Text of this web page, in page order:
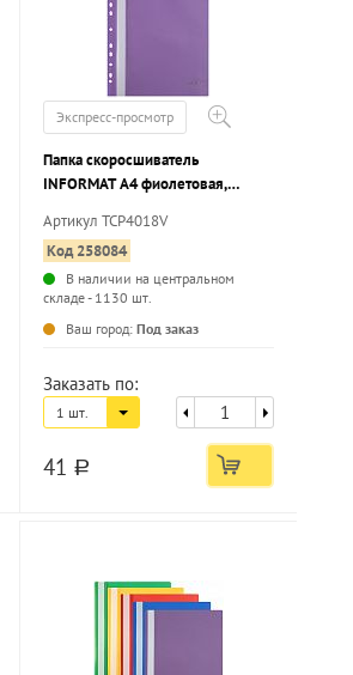
Экспресс-просмотр
Папка скоросшиватель
INFORMAT А4 фиолетовая,
маркировки, с перфорацией
Артикул TCP4018V
Код 258084
В наличии на центральном
складе - 1130 шт.
Ваш город: Под заказ
Заказать по:
1 шт.
41 a